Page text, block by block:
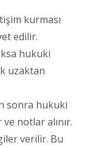
kurması
edilir.
hukuki
uzaktan
sonra hukuki
notlar alınır.
verilir. Bu